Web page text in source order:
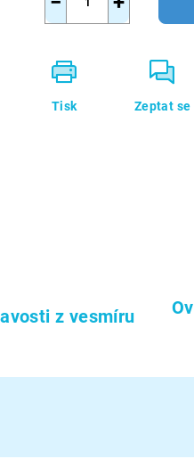
Tisk Zeptat se
z vesmíru